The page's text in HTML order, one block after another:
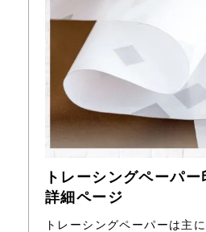
トレーシングペーパ
詳細ページ
トレーシングペーパーは主